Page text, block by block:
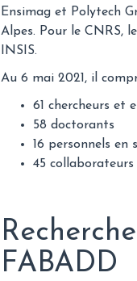
Ensimag et Polytech
Alpes. Pour le CNRS,
INSIS.
Au 6 mai 2021, il
61 chercheurs et
58 doctorants
16 personnels en
45 collaborateurs
FABADD